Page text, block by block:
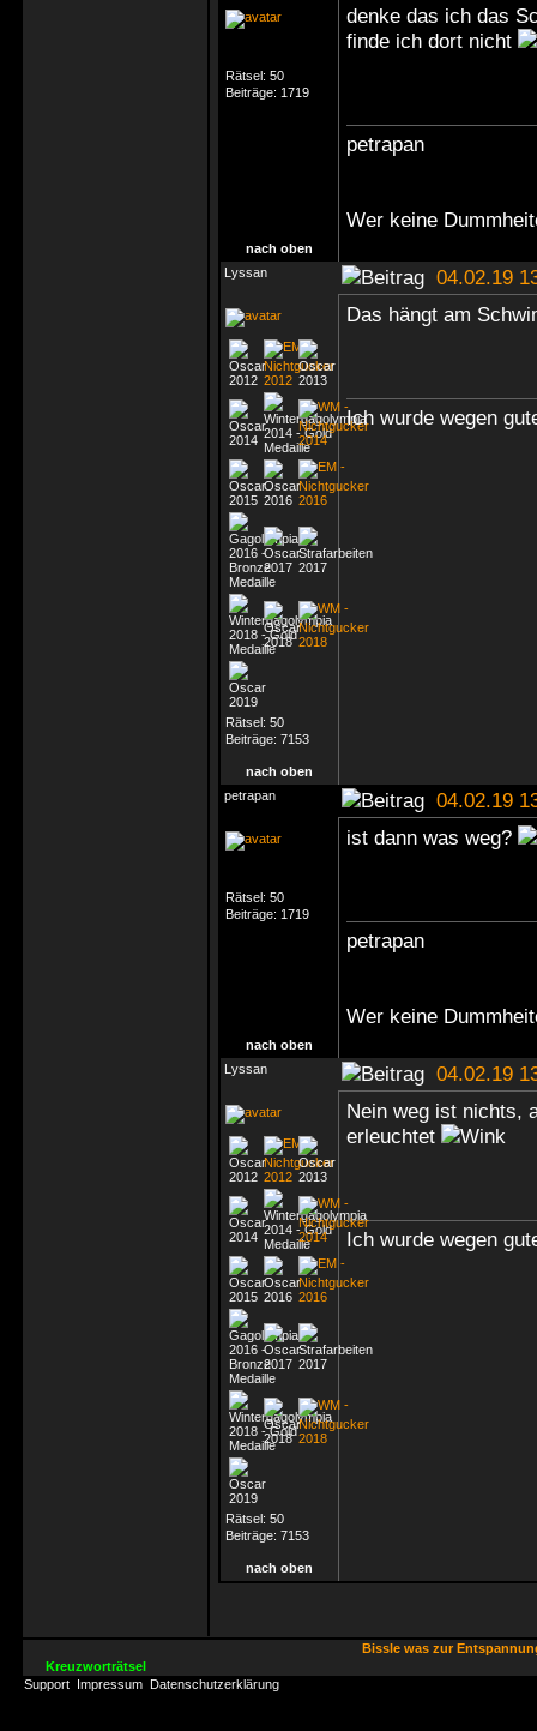
Rätsel: 50
Beiträge: 1719
denke das ich das
finde ich dort nicht
petrapan
Wer keine
nach oben
Lyssan
04.02.19
Rätsel: 50
Beiträge: 7153
Das hängt am
Ich wurde wegen
nach oben
petrapan
04.02.19
Rätsel: 50
Beiträge: 1719
ist dann was weg?
petrapan
Wer keine
nach oben
Lyssan
04.02.19
Rätsel: 50
Beiträge: 7153
Nein weg ist nichts,
erleuchtet
Ich wurde wegen
nach oben
Bissle was zur
Kreuzworträtsel
Support Impressum Datenschutzerklärung